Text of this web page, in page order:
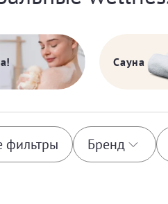
Сауна
фильтры Бренд